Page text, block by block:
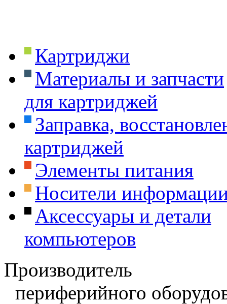
Картриджи
Материалы и запчасти
для картриджей
Заправка,
картриджей
Элементы питания
Носители
Аксессуары и детали
компьютеров
Производитель
периферийного